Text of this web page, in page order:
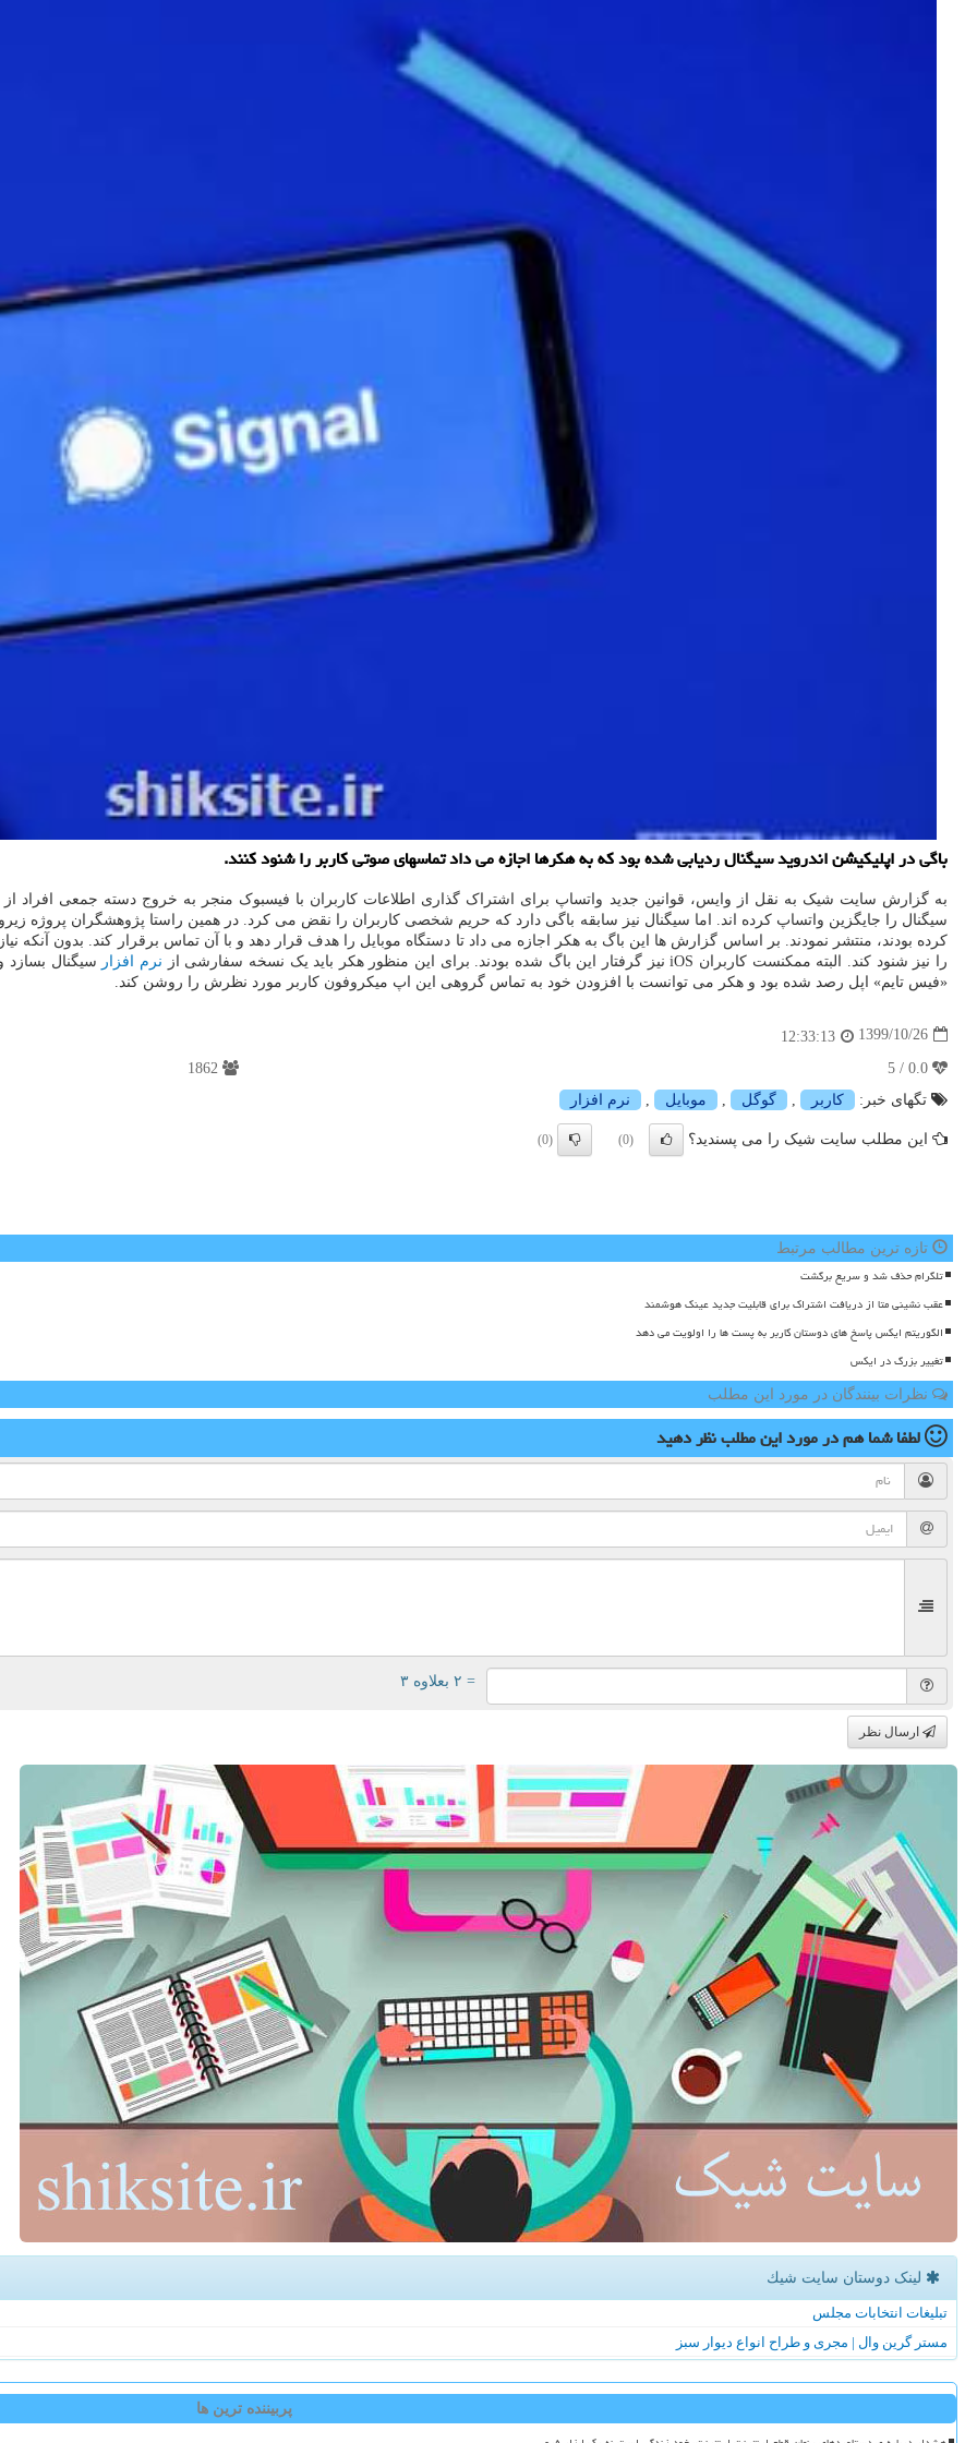
باگی در اپلیکیشن اندروید سیگنال ردیابی شده بود که به هکرها اجازه می داد تماسهای صوتی کاربر را شنود کنند.
به گزارش سایت شیک به نقل از وایس، قوانین جدید واتساپ برای اشتراک گذاری اطلاعات کاربران با فیسبوک منجر به خروج دسته جمعی
سیگنال را جایگزین واتساپ کرده اند. اما سیگنال نیز سابقه باگی دارد که حریم شخصی کاربران را نقض می کرد. در همین راستا پژوهشگران پروژه
کرده بودند، منتشر نمودند. بر اساس گزارش ها این باگ به هکر اجازه می داد تا دستگاه موبایل را هدف قرار دهد و با آن تماس برقرار کند. بدون آنکه
را نیز شنود کند. البته ممکنست کاربران iOS نیز گرفتار این باگ شده بودند. برای این منظور هکر باید یک نسخه سفارشی از
نرم افزار سیگنال
«فیس تایم» اپل رصد شده بود و هکر می توانست با افزودن خود به تماس گروهی این اپ میکروفون کاربر مورد نظرش را روشن کند.
1399/10/26
12:33:13
تگهای خبر:
كاربر گوگل موبایل نرم افزار
این مطلب سایت شیک را می پسندید؟ (0)
(0)
تازه ترین مطالب مرتبط
تلگرام حذف شد و سریع برگشت
عقب نشینی متا از دریافت اشتراک برای قابلیت جدید عینک هوشمند
الگوریتم ایکس پاسخ های دوستان کاربر به پست ها را اولویت می دهد
تغییر بزرگ در ایکس
نظرات بینندگان در مورد این مطلب
لطفا شما همدر مورد این مطلبنظر دهید
= ۲ بعلاوه ۳
ارسال نظر
لینک دوستان سایت شیك
تبلیغات انتخابات مجلس
مستر گرین وال | مجری و طراح انواع دیوار سبز
پربیننده ترین ها